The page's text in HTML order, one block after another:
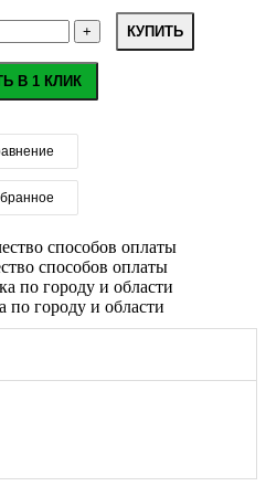
КУПИТЬ
В 1 КЛИК
способов оплаты
по городу и области